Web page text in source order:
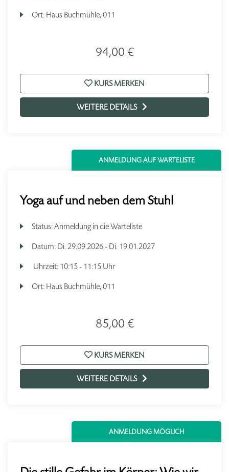
Ort: Haus Buchmühle, 011
94,00 €
KURS MERKEN
WEITERE DETAILS
ANMELDUNG AUF WARTELISTE
Yoga auf und neben dem Stuhl
Status:Anmeldung in die Warteliste
Datum: Di. 29.09.2026 - Di. 19.01.2027
Uhrzeit: 10:15 - 11:15 Uhr
Ort: Haus Buchmühle, 011
85,00 €
KURS MERKEN
WEITERE DETAILS
ANMELDUNG MÖGLICH